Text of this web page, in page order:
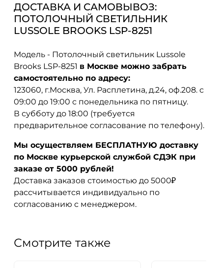
ДОСТАВКА И САМОВЫВОЗ:
ПОТОЛОЧНЫЙ СВЕТИЛЬНИК
LUSSOLE BROOKS LSP-8251
Модель - Потолочный светильник Lussole
Brooks LSP-8251 в Москве можно забрать
самостоятельно по адресу:
123060, г.Москва, Ул. Расплетина, д.24, оф.208. с
09:00 до 19:00 с понедельника по пятницу.
В субботу до 18:00 (требуется
предварительное согласование по телефону).
Мы осуществляем БЕСПЛАТНУЮ доставку
по Москве курьерской службой СДЭК при
заказе от 5000 рублей!
Доставка заказов стоимостью до 5000₽
рассчитывается индивидуально по
согласованию с менеджером.
Смотрите также